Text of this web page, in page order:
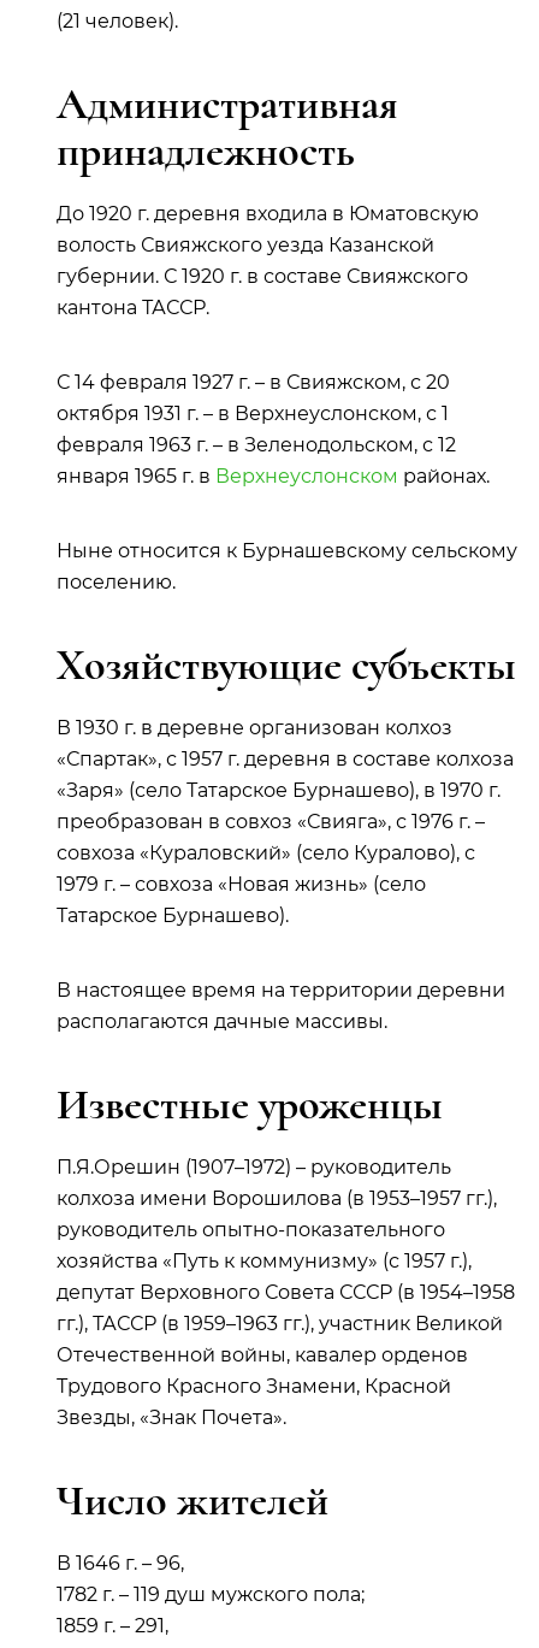
(21 человек).
Административная
принадлежность
До 1920 г. деревня входила в Юматовскую
волость Свияжского уезда Казанской
губернии. С 1920 г. в составе Свияжского
кантона ТАССР.
С 14 февраля 1927 г. – в Свияжском, с 20
октября 1931 г. – в Верхнеуслонском, с 1
февраля 1963 г. – в Зеленодольском, с 12
января 1965 г. в Верхнеуслонском районах.
Ныне относится к Бурнашевскому сельскому
поселению.
Хозяйствующие субъекты
В 1930 г. в деревне организован колхоз
«Спартак», с 1957 г. деревня в составе колхоза
«Заря» (село Татарское Бурнашево), в 1970 г.
преобразован в совхоз «Свияга», с 1976 г. –
совхоза «Кураловский» (село Куралово), с
1979 г. – совхоза «Новая жизнь» (село
Татарское Бурнашево).
В настоящее время на территории деревни
располагаются дачные массивы.
Известные уроженцы
П.Я.Орешин (1907–1972) – руководитель
колхоза имени Ворошилова (в 1953–1957 гг.),
руководитель опытно-показательного
хозяйства «Путь к коммунизму» (с 1957 г.),
депутат Верховного Совета СССР (в 1954–1958
гг.), ТАССР (в 1959–1963 гг.), участник Великой
Отечественной войны, кавалер орденов
Трудового Красного Знамени, Красной
Звезды, «Знак Почета».
Число жителей
В 1646 г. – 96,
1782 г. – 119 душ мужского пола;
1859 г. – 291,